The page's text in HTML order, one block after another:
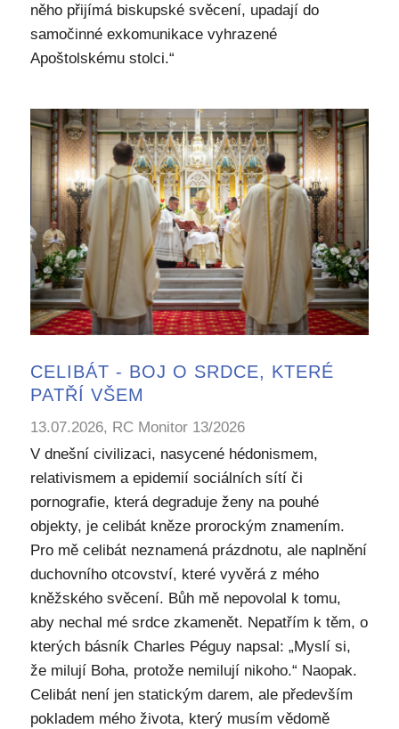
něho přijímá biskupské svěcení, upadají do
samočinné exkomunikace vyhrazené
Apoštolskému stolci.“
CELIBÁT - BOJ O SRDCE, KTERÉ
PATŘÍ VŠEM
13.07.2026, RC Monitor 13/2026
V dnešní civilizaci, nasycené hédonismem,
relativismem a epidemií sociálních sítí či
pornografie, která degraduje ženy na pouhé
objekty, je celibát kněze prorockým znamením.
Pro mě celibát neznamená prázdnotu, ale naplnění
duchovního otcovství, které vyvěrá z mého
kněžského svěcení. Bůh mě nepovolal k tomu,
aby nechal mé srdce zkamenět. Nepatřím k těm, o
kterých básník Charles Péguy napsal: „Myslí si,
že milují Boha, protože nemilují nikoho.“ Naopak.
Celibát není jen statickým darem, ale především
pokladem mého života, který musím vědomě